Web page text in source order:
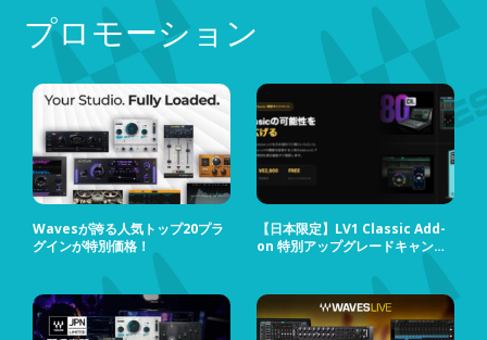
プロモーション
Wavesが誇る人気トップ20プラ
グインが特別価格！
【日本限定】LV1 Classic Add-
on 特別アップグレードキャンペ